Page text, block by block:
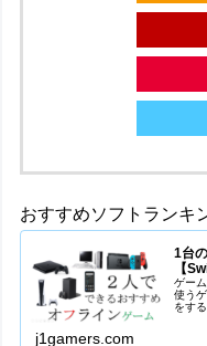
おすすめソフトランキ
1台
【
ゲー
使う
をす
j1gamers.com